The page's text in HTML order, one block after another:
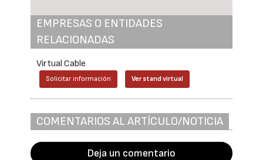
EMPRESAS O ENTIDADES
RELACIONADAS
Virtual Cable
Solicitar información Ver stand virtual
COMENTARIOS AL ARTÍCULO/NOTICIA
Deja un comentario